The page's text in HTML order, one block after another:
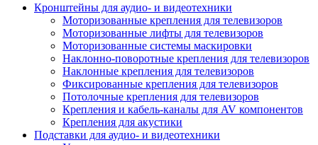
Кронштейны для аудио- и видеотехники
Моторизованные крепления для телевизоров
Моторизованные лифты для телевизоров
Моторизованные системы маскировки
Наклонно-поворотные крепления для телевизоров
Наклонные крепления для телевизоров
Фиксированные крепления для телевизоров
Потолочные крепления для телевизоров
Крепления и кабель-каналы для AV компонентов
Крепления для акустики
Подставки для аудио- и видеотехники